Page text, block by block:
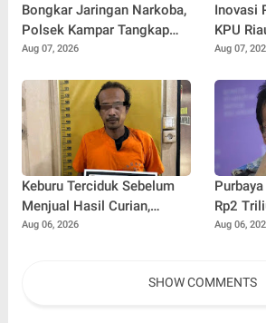
Bongkar Jaringan Narkoba,
Polsek Kampar Tangkap
Dua Pengedar serta
Aug 07, 2026
Inovasi
KPU
Sekolah
Aug 07,
Keburu Terciduk Sebelum
Menjual Hasil Curian,
Maling Kantor Balai
Aug 06, 2026
Rp2
Bagi
Aug 06,
SHOW COMMENTS